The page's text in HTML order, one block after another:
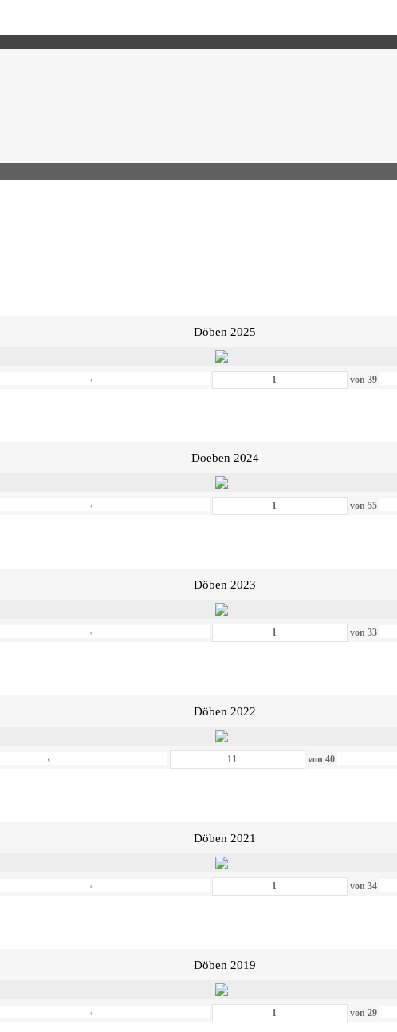
Döben 2025
‹ von39
Doeben 2024
‹ von55
Döben 2023
‹ von33
Döben 2022
‹ von40
Döben 2021
‹ von34
Döben 2019
‹ von29